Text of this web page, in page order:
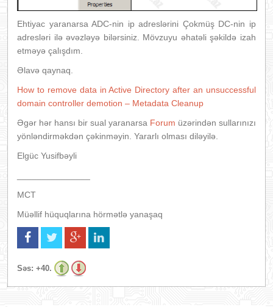
Ehtiyac yaranarsa ADC-nin ip adreslərini Çokmüş DC-nin ip
adresləri ilə əvəzləyə bilərsiniz. Mövzuyu əhatəli şəkildə izah
etməyə çalışdım.
Əlavə qaynaq.
How to remove data in Active Directory after an unsuccessful
domain controller demotion – Metadata Cleanup
Əgər hər hansı bir sual yaranarsa Forum üzərindən sullarınızı
yönləndirməkdən çəkinməyin. Yararlı olması diləyilə.
Elgüc Yusifbəyli
MCT
Müəllif hüquqlarına hörmətlə yanaşaq
Səs: +40.